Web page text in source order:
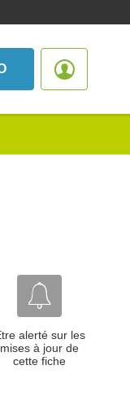
alerté sur les
mises à jour de
cette fiche